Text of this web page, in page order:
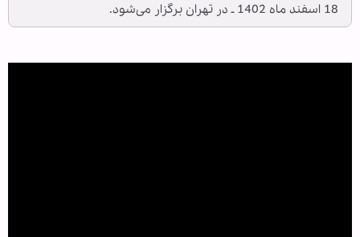
18 اسفند ماه 1402 ـ در تهران برگزار می‌شود.